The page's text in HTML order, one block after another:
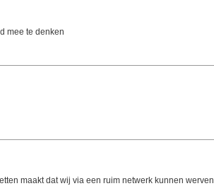
mee te denken
maakt dat wij via een ruim netwerk kunnen werven